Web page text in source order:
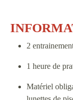
2
1 heure de
Matériel